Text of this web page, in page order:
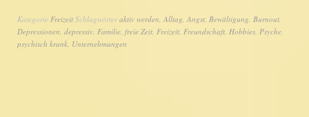
Kategorie Freizeit Schlagwörteraktiv werden, Alltag, Angst, Bewältigung, Burnout,
Depressionen, depressiv, Familie, freie Zeit, Freizeit, Freundschaft, Hobbies, Psyche,
psychisch krank, Unternehmungen